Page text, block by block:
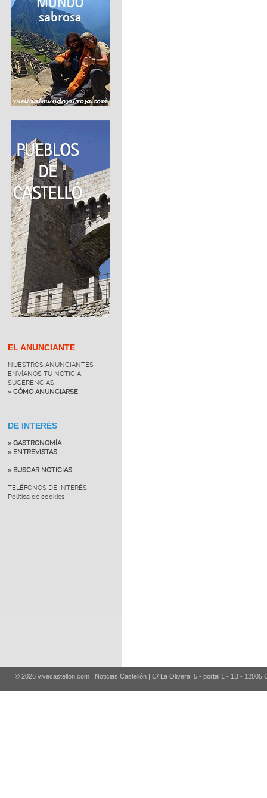
EL ANUNCIANTE
NUESTROS ANUNCIANTES
ENVÍANOS TU NOTICIA
SUGERENCIAS
» CÓMO ANUNCIARSE
DE INTERÉS
» GASTRONOMÍA
» ENTREVISTAS
» BUSCAR NOTICIAS
TELÉFONOS DE INTERÉS
Política de cookies
© 2026 vivecastellon.com | Noticias Castellón | C/ La Olivera, 5 - portal 1 - 1B - 12005